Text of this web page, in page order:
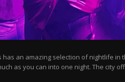
has an amazing selection of nightlife in
as you can into one night. The city